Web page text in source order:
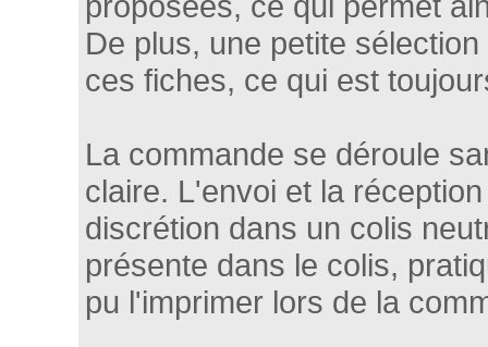
De plus, une petite
ces fiches, ce qui est
La commande se déroule
claire. L'envoi et la
discrétion dans un colis
présente dans le colis,
pu l'imprimer lors de la